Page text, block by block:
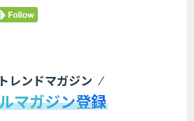
レンドマガジン
マガジン登録